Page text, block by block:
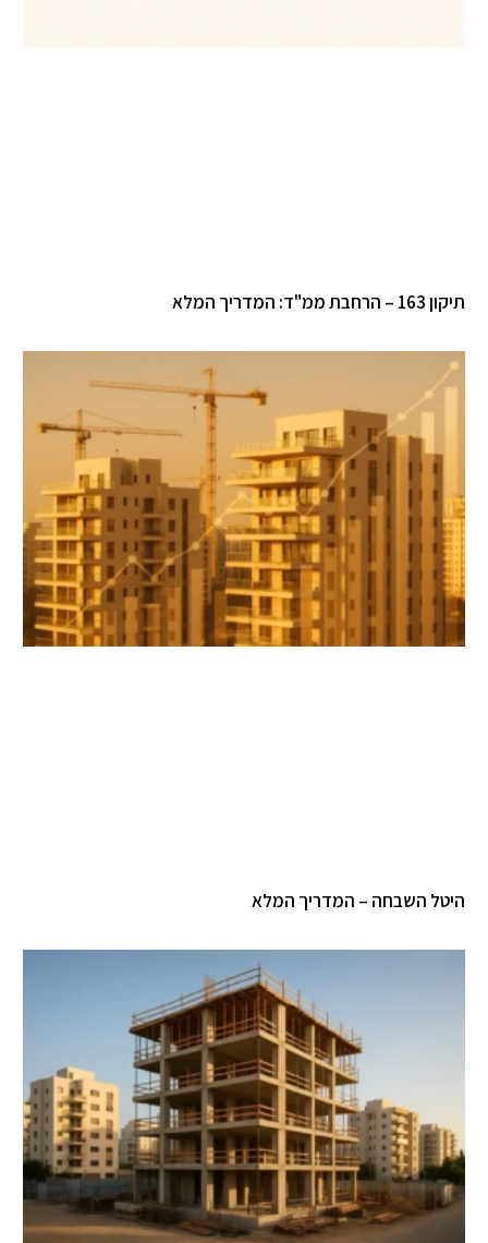
ממ"ד: המדריך המלא
השבחה – המדריך המלא